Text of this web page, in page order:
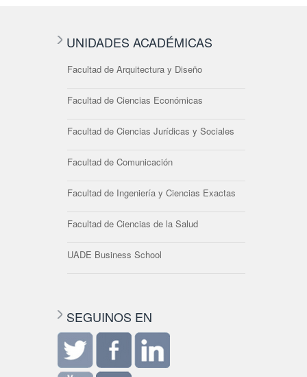
UNIDADES ACADÉMICAS
Facultad de Arquitectura y Diseño
Facultad de Ciencias Económicas
Facultad de Ciencias Jurídicas y Sociales
Facultad de Comunicación
Facultad de Ingeniería y Ciencias Exactas
Facultad de Ciencias de la Salud
UADE Business School
SEGUINOS EN